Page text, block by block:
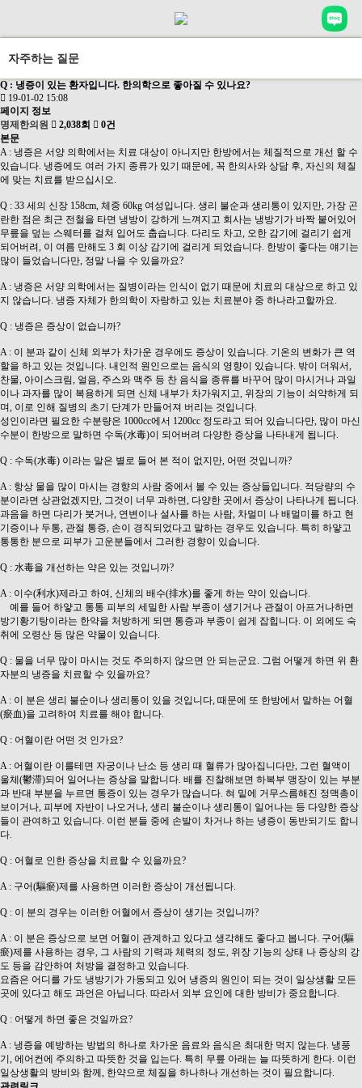
자주하는 질문
Q : 냉증이 있는 환자입니다. 한의학으로 좋아질 수 있나요?
19-01-02 15:08
페이지 정보
명제한의원
2,038회
0건
본문
A : 냉증은 서양 의학에서는 치료 대상이 아니지만 한방에서는 체질적으로 개선 할 수
있습니다. 냉증에도 여러 가지 종류가 있기 때문에, 꼭 한의사와 상담 후, 자신의 체질
에 맞는 치료를 받으십시오.
Q : 33 세의 신장 158cm, 체중 60kg 여성입니다. 생리 불순과 생리통이 있지만, 가장 곤
란한 점은 최근 전철을 타면 냉방이 강하게 느껴지고 회사는 냉방기가 바짝 붙어있어
무릎을 덮는 스웨터를 걸쳐 입어도 춥습니다. 다리도 차고, 오한 감기에 걸리기 쉽게
되어버려, 이 여름 만해도 3 회 이상 감기에 걸리게 되었습니다. 한방이 좋다는 얘기는
많이 들었습니다만, 정말 나을 수 있을까요?
A : 냉증은 서양 의학에서는 질병이라는 인식이 없기 때문에 치료의 대상으로 하고 있
지 않습니다. 냉증 자체가 한의학이 자랑하고 있는 치료분야 중 하나라고할까요.
Q : 냉증은 증상이 없습니까?
A : 이 분과 같이 신체 외부가 차가운 경우에도 증상이 있습니다. 기온의 변화가 큰 역
할을 하고 있는 것입니다. 내인적 원인으로는 음식의 영향이 있습니다. 밖이 더워서,
찬물, 아이스크림, 얼음, 주스와 맥주 등 찬 음식을 종류를 바꾸어 많이 마시거나 과일
이나 과자를 많이 복용하게 되면 신체 내부가 차가워지고, 위장의 기능이 쇠약하게 되
며, 이로 인해 질병의 초기 단계가 만들어져 버리는 것입니다.
성인이라면 필요한 수분량은 1000cc에서 1200cc 정도라고 되어 있습니다만, 많이 마신
수분이 한방으로 말하면 수독(水毒)이 되어버려 다양한 증상을 나타내게 됩니다.
Q : 수독(水毒) 이라는 말은 별로 들어 본 적이 없지만, 어떤 것입니까?
A : 항상 물을 많이 마시는 경향의 사람 중에서 볼 수 있는 증상들입니다. 적당량의 수
분이라면 상관없겠지만, 그것이 너무 과하면, 다양한 곳에서 증상이 나타나게 됩니다.
과음을 하면 다리가 붓거나, 연변이나 설사를 하는 사람, 차멀미 나 배멀미를 하고 현
기증이나 두통, 관절 통증, 손이 경직되었다고 말하는 경우도 있습니다. 특히 하얗고
통통한 분으로 피부가 고운분들에서 그러한 경향이 있습니다.
Q : 水毒을 개선하는 약은 있는 것입니까?
A : 이수(利水)제라고 하여, 신체의 배수(排水)를 좋게 하는 약이 있습니다.
예를 들어 하얗고 통통 피부의 세밀한 사람 부종이 생기거나 관절이 아프거나하면
방기황기탕이라는 한약을 처방하게 되면 통증과 부종이 쉽게 잡힙니다. 이 외에도 숙
취에 오령산 등 많은 약물이 있습니다.
Q : 물을 너무 많이 마시는 것도 주의하지 않으면 안 되는군요. 그럼 어떻게 하면 위 환
자분의 냉증을 치료할 수 있을까요?
A : 이 분은 생리 불순이나 생리통이 있을 것입니다, 때문에 또 한방에서 말하는 어혈
(瘀血)을 고려하여 치료를 해야 합니다.
Q : 어혈이란 어떤 것 인가요?
A : 어혈이란 이를테면 자궁이나 난소 등 생리 때 혈류가 많아집니다만, 그런 혈액이
울체(鬱滞)되어 일어나는 증상을 말합니다. 배를 진찰해보면 하복부 맹장이 있는 부분
과 반대 부분을 누르면 통증이 있는 경우가 많습니다. 혀 밑에 거무스름해진 정맥총이
보이거나, 피부에 자반이 나오거나, 생리 불순이나 생리통이 일어나는 등 다양한 증상
들이 관여하고 있습니다. 이런 분들 중에 손발이 차거나 하는 냉증이 동반되기도 합니
다.
Q : 어혈로 인한 증상을 치료할 수 있을까요?
A : 구어(驅瘀)제를 사용하면 이러한 증상이 개선됩니다.
Q : 이 분의 경우는 이러한 어혈에서 증상이 생기는 것입니까?
A : 이 분은 증상으로 보면 어혈이 관계하고 있다고 생각해도 좋다고 봅니다. 구어(驅
瘀)제를 사용하는 경우, 그 사람의 기력과 체력의 정도, 위장 기능의 상태 나 증상의 강
도 등을 감안하여 처방을 결정하고 있습니다.
요즘은 어디를 가도 냉방기가 가동되고 있어 냉증의 원인이 되는 것이 일상생활 모든
곳에 있다고 해도 과언은 아닙니다. 따라서 외부 요인에 대한 방비가 중요합니다.
Q : 어떻게 하면 좋은 것일까요?
A : 냉증을 예방하는 방법의 하나로 차가운 음료와 음식은 최대한 먹지 않는다. 냉풍
기, 에어컨에 주의하고 따뜻한 것을 입는다. 특히 무릎 아래는 늘 따뜻하게 한다. 이런
일상생활의 방비와 함께, 한약으로 체질을 하나하나 개선하는 것이 필요합니다.